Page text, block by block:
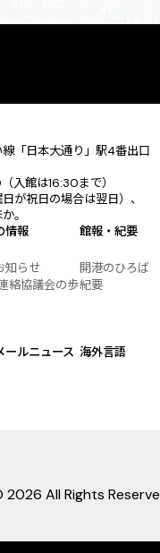
「日本大通り」駅4番出口
入館は16:30まで）
が祝日の場合は翌日）、
。
情報
知らせ
絡協議会の歩
館報・紀要
開港のひろば
紀要
ールニュース 海外言語
All Rights